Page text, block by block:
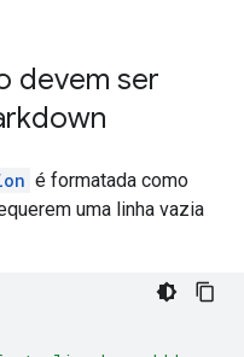
devem ser
é formatada como
uma linha vazia